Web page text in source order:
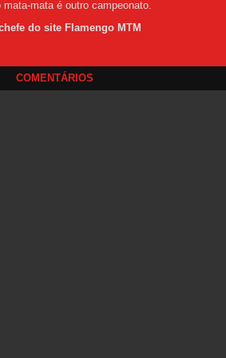
mata é outro campeonato.
do site Flamengo MTM
COMENTÁRIOS